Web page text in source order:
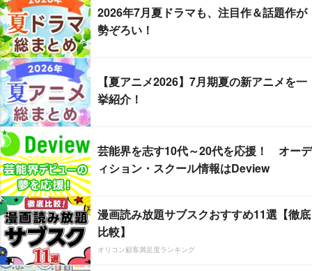
2026年7月夏ドラマも、注目作＆話題作が
勢ぞろい！
【夏アニメ2026】7月期夏の新アニメを一
挙紹介！
芸能界を志す10代～20代を応援！ オーデ
ィション・スクール情報はDeview
漫画読み放題サブスクおすすめ11選【徹底
比較】
オリコン顧客満足度ランキング